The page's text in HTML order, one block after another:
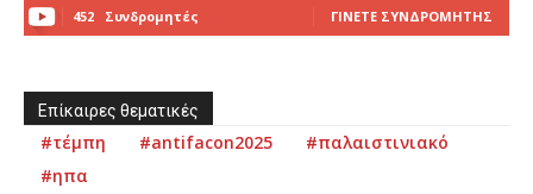
452 Συνδρομητές ΓΊΝΕΤΕ ΣΥΝΔΡΟΜΗΤΉΣ
Επίκαιρες θεματικές
#τέμπη #antifacon2025
#παλαιστινιακό
#ηπα